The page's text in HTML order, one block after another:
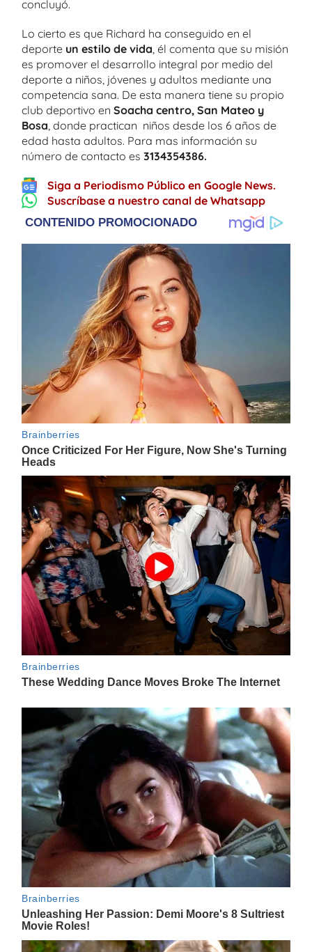
concluyó.
Lo cierto es que Richard ha conseguido en el
deporte un estilo de vida , él comenta que su misión
es promover el desarrollo integral por medio del
deporte a niños, jóvenes y adultos mediante una
competencia sana. De esta manera tiene su propio
club deportivo en Soacha centro, San Mateo y
Bosa , donde practican niños desde los 6 años de
edad hasta adultos. Para mas información su
número de contacto es 3134354386.
Siga a Periodismo Público en Google News.
Suscríbase a nuestro canal de Whatsapp